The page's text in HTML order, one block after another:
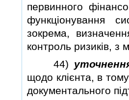
первинного
функцiонування
зокрема,
контроль ризикiв, з
44)
щодо клiєнта, в
документального